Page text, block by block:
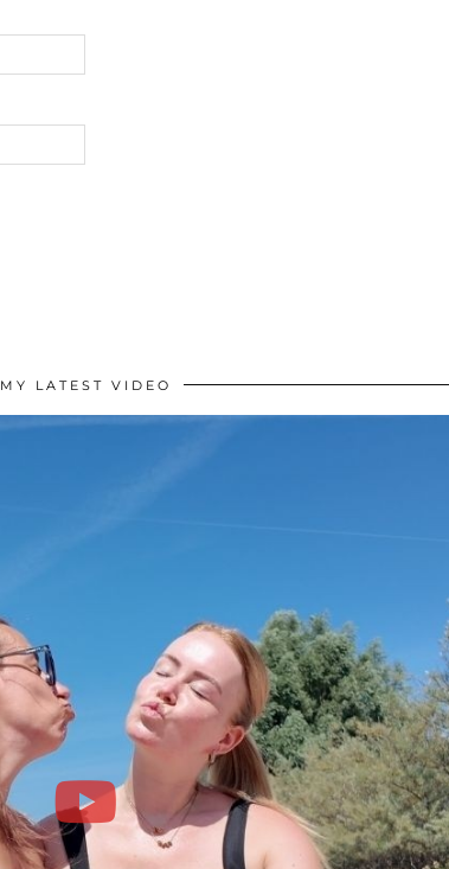
MY LATEST VIDEO